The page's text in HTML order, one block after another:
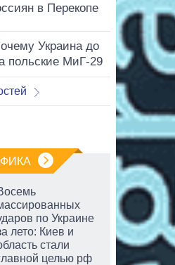
в Перекопе
Украина до
польские МиГ-29
по Украине
лето: Киев и
стали
целью рф